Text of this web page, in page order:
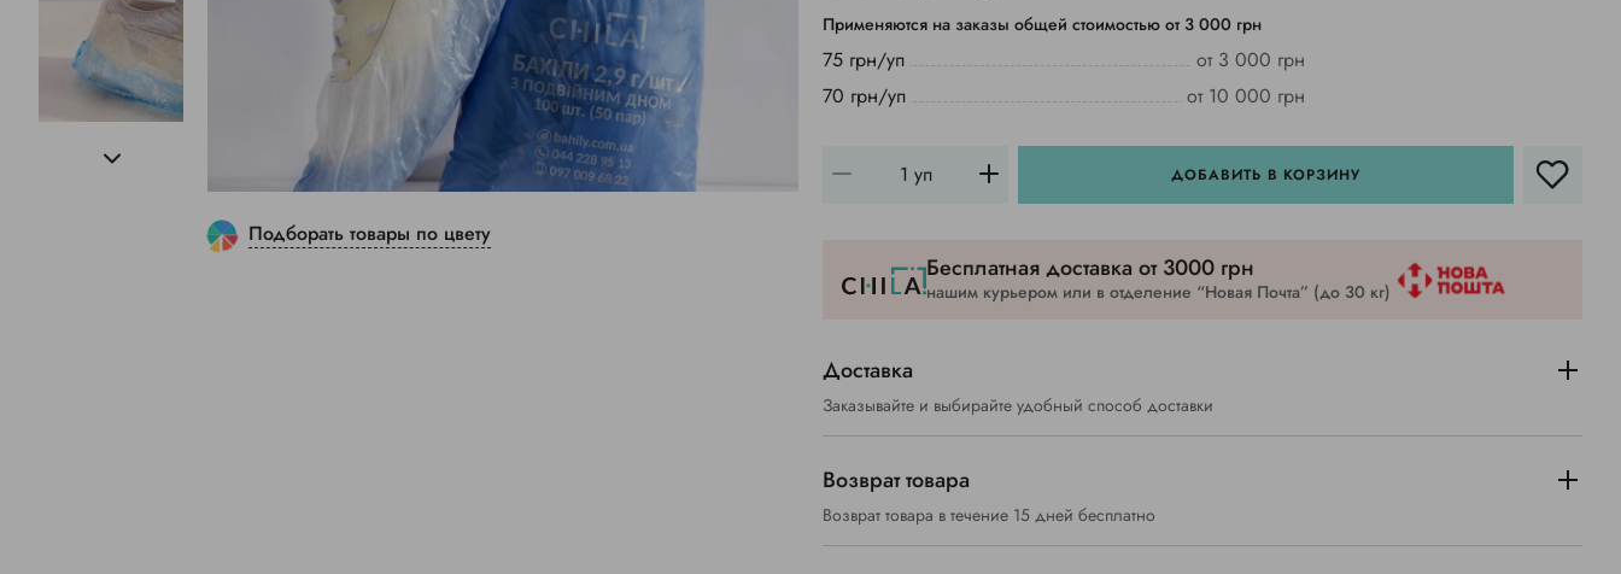
Подборать товары по цвету
Применяются на заказы общей стоимостью от 3 000 грн
75 грн/уп
от 3 000 грн
70 грн/уп
от 10 000 грн
ДОБАВИТЬ В КОРЗИНУ
Бесплатная доставка от 3000 грн
нашим курьером или в отделение “Новая Почта” (до 30 кг)
Доставка
Заказывайте и выбирайте удобный способ доставки
Возврат товара
Возврат товара в течение 15 дней бесплатно